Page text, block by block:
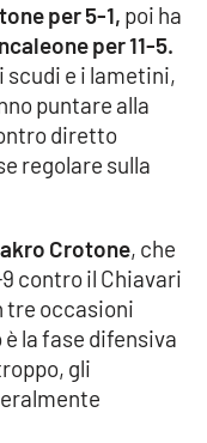
per 5-1, poi ha
per 11-5.
scudi e i lametini,
puntare alla
diretto
regolare sulla
Crotone, che
contro il Chiavari
tre occasioni
la fase difensiva
gli